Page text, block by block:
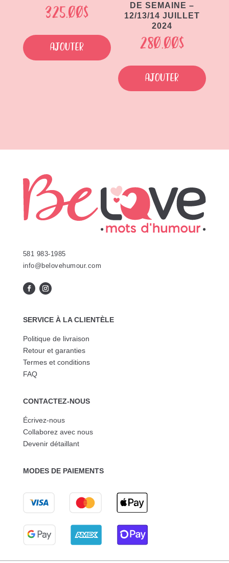
325.00$
Ajouter
DE SEMAINE –
12/13/14 JUILLET
2024
280.00$
Ajouter
581 983-1985
info@belovehumour.com
SERVICE À LA CLIENTÈLE
Politique de livraison
Retour et garanties
Termes et conditions
FAQ
CONTACTEZ-NOUS
Écrivez-nous
Collaborez avec nous
Devenir détaillant
MODES DE PAIEMENTS